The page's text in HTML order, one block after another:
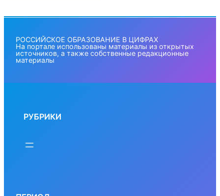
РОССИЙСКОЕ ОБРАЗОВАНИЕ В ЦИФРАХ
На портале использованы материалы из открытых
источников, а также собственные редакционные
материалы
РУБРИКИ